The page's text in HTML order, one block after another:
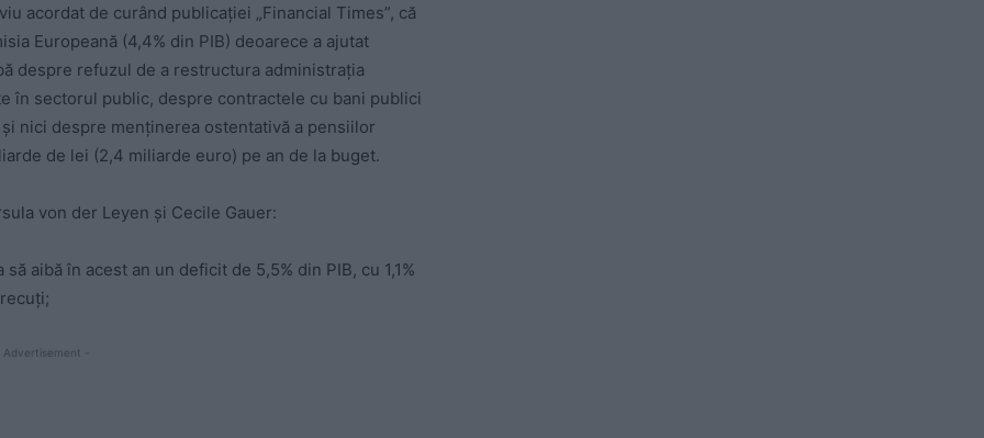
acordat de curând publicației „Financial Times”, că
Europeană (4,4% din PIB) deoarece a ajutat
despre refuzul de a restructura administrația
în sectorul public, despre contractele cu bani publici
nici despre menținerea ostentativă a pensiilor
de lei (2,4 miliarde euro) pe an de la buget.
von der Leyen și Cecile Gauer:
aibă în acest an un deficit de 5,5% din PIB, cu 1,1%
Advertisement -